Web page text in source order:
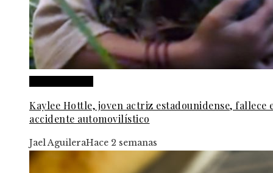
Kaylee Hottle, joven actriz estadounidense, fallece
accidente automovilístico
Jael AguileraHace 2 semanas